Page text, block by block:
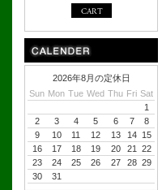
2026年8月の定休日
Sun Mon Tue Wed Thu Fri Sat
1
2
3 4 5 6 7
8
9
10 11 12 13 14
15
16
17 18 19 20 21
22
23
24 25 26 27 28 29
30
31